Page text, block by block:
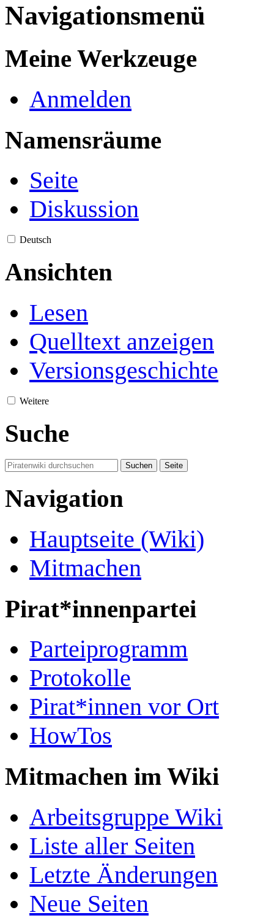
Navigationsmenü
Meine Werkzeuge
Anmelden
Namensräume
Seite
Diskussion
Deutsch
Ansichten
Lesen
Quelltext anzeigen
Versionsgeschichte
Weitere
Suche
Navigation
Hauptseite (Wiki)
Mitmachen
Pirat*innenpartei
Parteiprogramm
Protokolle
Pirat*innen vor Ort
HowTos
Mitmachen im Wiki
Arbeitsgruppe Wiki
Liste aller Seiten
Letzte Änderungen
Neue Seiten